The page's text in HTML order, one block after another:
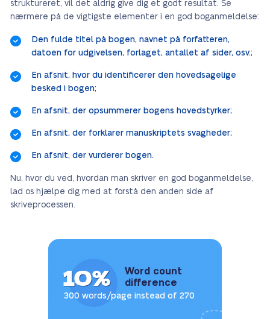
struktureret, vil det aldrig give dig et godt resultat. Se
nærmere på de vigtigste elementer i en god boganmeldelse:
Den fulde titel på bogen, navnet på forfatteren,
datoen for udgivelsen, forlaget, antallet af sider, osv.;
En afsnit, hvor du identificerer den hovedsagelige
besked i bogen;
En afsnit, der opsummerer bogens hovedstyrker;
En afsnit, der forklarer manuskriptets svagheder;
En afsnit, der vurderer bogen.
Nu, hvor du ved, hvordan man skriver en god boganmeldelse,
lad os hjælpe dig med at forstå den anden side af
skriveprocessen.
10%
Word count
difference
300 words/page instead of 270